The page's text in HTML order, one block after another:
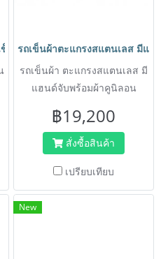
นอเนกประสงค์ รถเข็นถัง รถเข็นแย
รถเข็นผ้าตะแกรงสแตนเลส มีแฮน
รถเข็นผ้า ตะแกรงสแตนเลส มี
แฮนด์จับพร้อมผ้าคูนิลอน
คอนโด ศูนย์การค้า สำนักงาน
ไม่เป็นสนิม
฿19,200
สั่งซื้อสินค้า
เปรียบเทียบ
New